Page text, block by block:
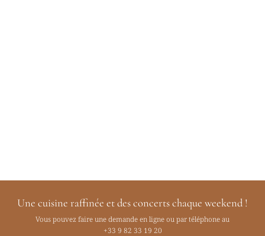
Une cuisine raffinée et des concerts chaque weekend !
Vous pouvez faire une demande en ligne ou par téléphone au
+33 9 82 33 19 20